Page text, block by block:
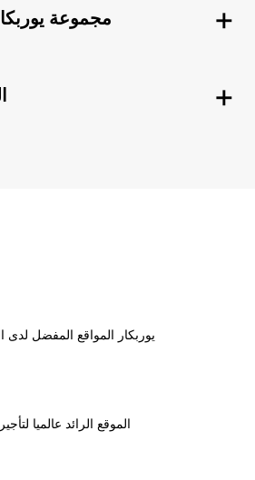
مجموعة
يوربكار المواقع المفضل لدى
الموقع الرائد عالميا